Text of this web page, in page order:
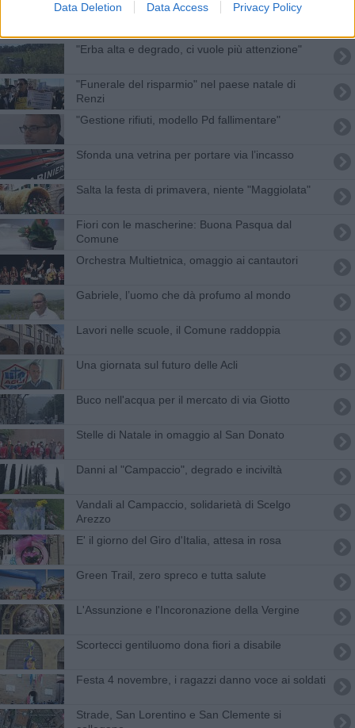
Data Deletion Data Access Privacy Policy
Giro d'Italia, sale la febbre del tifosi toscani
"Erba alta e degrado, ci vuole più attenzione"
"Funerale del risparmio" nel paese natale di
Renzi
"Gestione rifiuti, modello Pd fallimentare"
Sfonda una vetrina per portare via l’incasso
Salta la festa di primavera, niente "Maggiolata"
Fiori con le mascherine: Buona Pasqua dal
Comune
Orchestra Multietnica, omaggio ai cantautori
Gabriele, l’uomo che dà profumo al mondo
Lavori nelle scuole, il Comune raddoppia
Una giornata sul futuro delle Acli
Buco nell'acqua per il mercato di via Giotto
Stelle di Natale in omaggio al San Donato
Danni al "Campaccio", degrado e inciviltà
Vandali al Campaccio, solidarietà di Scelgo
Arezzo
E' il giorno del Giro d'Italia, attesa in rosa
Green Trail, zero spreco e tutta salute
L'Assunzione e l'Incoronazione della Vergine
Scortecci gentiluomo dona fiori a disabile
Festa 4 novembre, i ragazzi danno voce ai soldati
Strade, San Lorentino e San Clemente si